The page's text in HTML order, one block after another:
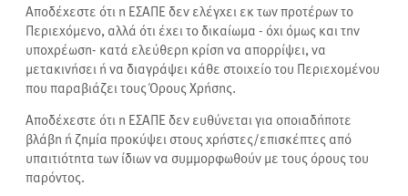
Αποδέχεστε ότι η ΕΣΑΠΕ δεν ελέγχει εκ των προτέρων το
Περιεχόμενο, αλλά ότι έχει το δικαίωμα - όχι όμως και την
υποχρέωση- κατά ελεύθερη κρίση να απορρίψει, να
μετακινήσει ή να διαγράψει κάθε στοιχείο του Περιεχομένου
που παραβιάζει τους Όρους Χρήσης.
Αποδέχεστε ότι η ΕΣΑΠΕ δεν ευθύνεται για οποιαδήποτε
βλάβη ή ζημία προκύψει στους χρήστες/επισκέπτες από
υπαιτιότητα των ίδιων να συμμορφωθούν με τους όρους του
παρόντος.